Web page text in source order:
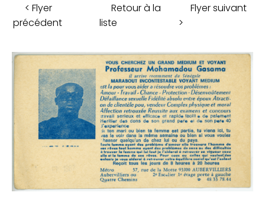
< Flyer
précédent
Retour à la
liste
Flyer suivant
>